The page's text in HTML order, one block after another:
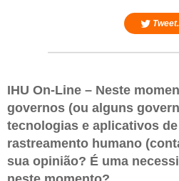
Tweet.
IHU On-Line – Neste
governos (ou alguns
tecnologias e aplicativos
rastreamento humano
sua opinião? É uma